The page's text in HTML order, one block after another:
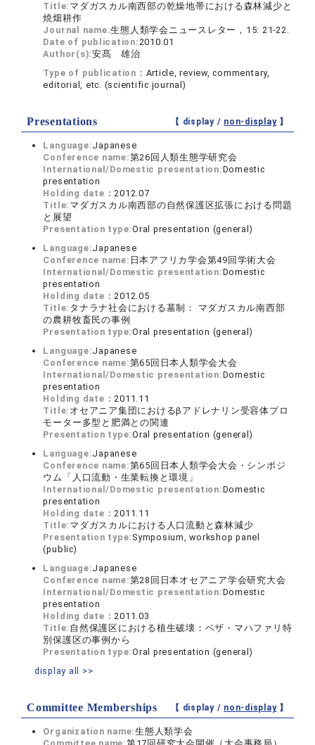
Title: マダガスカル南西部の乾燥地帯における森林減少と
焼畑耕作
Journal name:生態人類学会ニュースレター，15: 21-22.
Date of publication:2010.01
Author(s):安髙 雄治
Type of publication： Article, review, commentary,
editorial, etc. (scientific journal)
Presentations 【 display / non-display】
Language:Japanese
Conference name:第26回人類生態学研究会
International/Domestic presentation:Domestic
presentation
Holding date：2012.07
Title: マダガスカル南西部の自然保護区拡張における問題
と展望
Presentation type:Oral presentation (general)
Language:Japanese
Conference name: 日本アフリカ学会第49回学術大会
International/Domestic presentation:Domestic
presentation
Holding date：2012.05
Title: タナラナ社会における墓制： マダガスカル南西部
の農耕牧畜民の事例
Presentation type:Oral presentation (general)
Language:Japanese
Conference name:第65回日本人類学会大会
International/Domestic presentation:Domestic
presentation
Holding date：2011.11
Title: オセアニア集団におけるβアドレナリン受容体プロ
モーター多型と肥満との関連
Presentation type:Oral presentation (general)
Language:Japanese
Conference name:第65回日本人類学会大会・シンポジ
ウム「人口流動・生業転換と環境」
International/Domestic presentation:Domestic
presentation
Holding date：2011.11
Title: マダガスカルにおける人口流動と森林減少
Presentation type: Symposium, workshop panel
(public)
Language:Japanese
Conference name:第28回日本オセアニア学会研究大会
International/Domestic presentation:Domestic
presentation
Holding date：2011.03
Title: 自然保護区における植生破壊：ベザ・マハファリ特
別保護区の事例から
Presentation type:Oral presentation (general)
display all >>
Committee Memberships 【 display / non-display】
Organization name:生態人類学会